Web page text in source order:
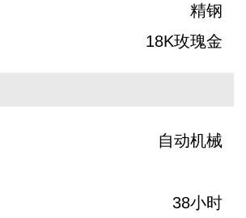
精钢
18K玫瑰金
自动机械
38小时